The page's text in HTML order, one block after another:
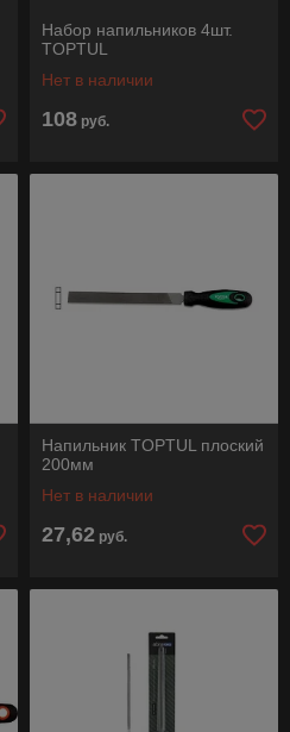
Набор напильников 4шт.
TOPTUL
Нет в наличии
108 руб.
Напильник TOPTUL плоский
200мм
Нет в наличии
27,62 руб.